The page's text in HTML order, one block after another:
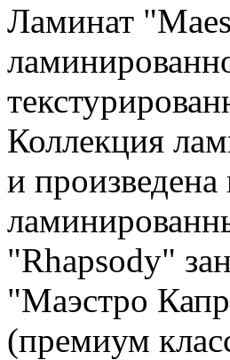
Ламинат
Коллекция
и
"Rhapsody"
"Маэстро
(премиум